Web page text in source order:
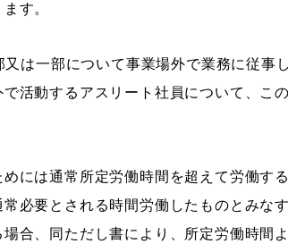
す。
は一部について事業場外で業務に従
活動するアスリート社員について、こ
には通常所定労働時間を超えて労働す
必要とされる時間労働したものとみな
合、同ただし書により、所定労働時間